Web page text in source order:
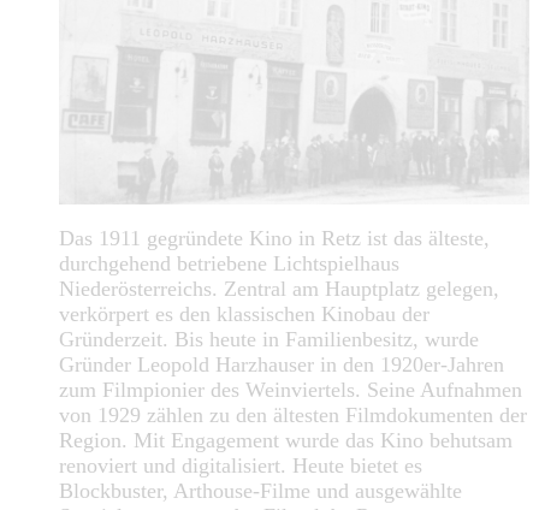
Das 1911 gegründete Kino in Retz ist das älteste,
durchgehend betriebene Lichtspielhaus
Niederösterreichs. Zentral am Hauptplatz gelegen,
verkörpert es den klassischen Kinobau der
Gründerzeit. Bis heute in Familienbesitz, wurde
Gründer Leopold Harzhauser in den 1920er-Jahren
zum Filmpionier des Weinviertels. Seine Aufnahmen
von 1929 zählen zu den ältesten Filmdokumenten der
Region. Mit Engagement wurde das Kino behutsam
renoviert und digitalisiert. Heute bietet es
Blockbuster, Arthouse-Filme und ausgewählte